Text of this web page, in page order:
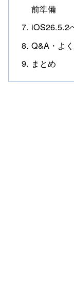
前準備
iOS26.5.2
Q&A・よ
まとめ